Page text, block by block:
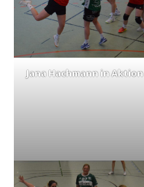
Jana Hachmann in Aktion